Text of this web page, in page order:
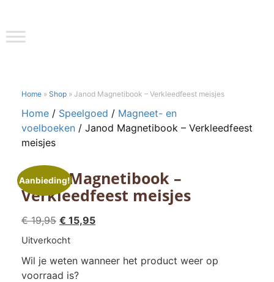
Home » Shop » Janod Magnetibook – Verkleedfeest meisjes
Home / Speelgoed / Magneet- en
voelboeken / Janod Magnetibook – Verkleedfeest
meisjes
Aanbieding!
Janod Magnetibook –
Verkleedfeest meisjes
€19,95 Oorspronkelijke
prijs
€ 19,95.
€ 15,95Huidige
€ 15,95.
Uitverkocht
Wil je weten wanneer het product weer op
voorraad is?